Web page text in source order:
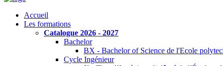
Accueil
Les formations
Catalogue 2026 - 2027
Bachelor
BX - Bachelor of Science de l'Ecole
Cycle Ingénieur